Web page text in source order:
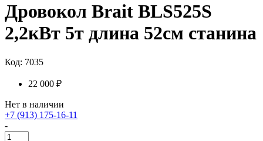
Дровокол Brait BLS525S
2,2кВт 5т длина 52см станина
Код: 7035
22 000 ₽
Нет в наличии
+7 (913) 175-16-11
-